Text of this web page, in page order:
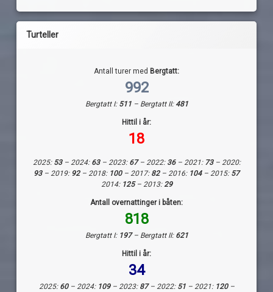
Turteller
Antall turer med Bergtatt:
992
Bergtatt I: 511 – Bergtatt II:481
Hittil i år:
18
2025: 53– 2024:63– 2023: 67– 2022: 36– 2021: 73– 2020:
93– 2019: 92– 2018: 100 – 2017: 82– 2016: 104– 2015: 57
2014: 125– 2013:29
Antall overnattinger i båten:
818
Bergtatt I: 197– Bergtatt II: 621
Hittil i år:
34
2025: 60– 2024: 109– 2023: 87– 2022: 51– 2021: 120–